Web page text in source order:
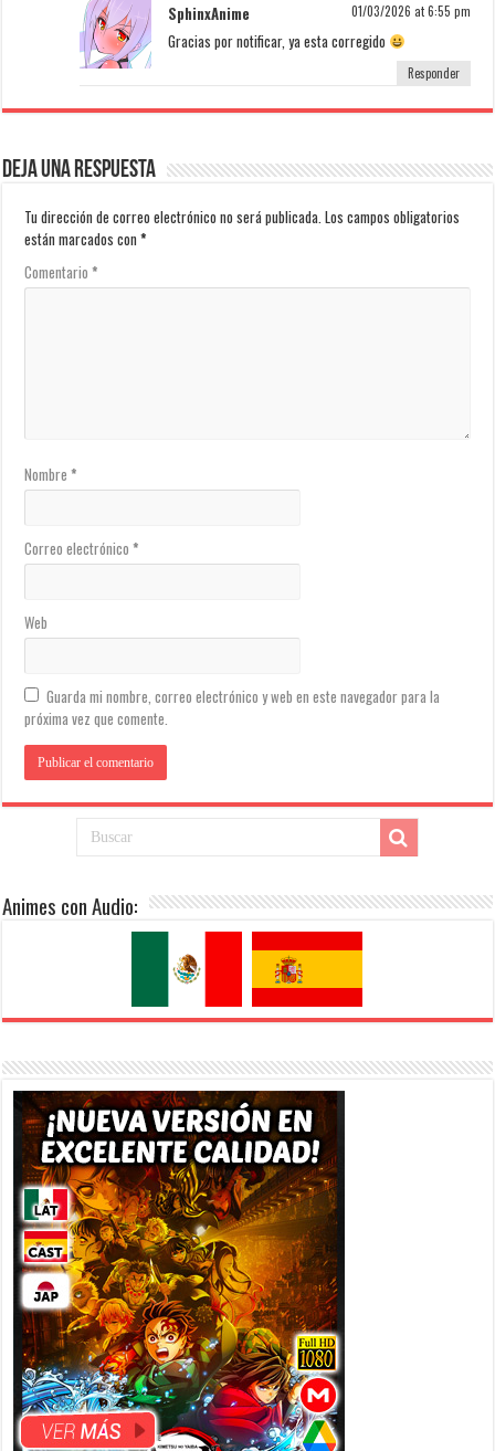
SphinxAnime 01/03/2026 at 6:55 pm
Gracias por notificar, ya esta corregido
Responder
Deja una respuesta
Tu dirección de correo electrónico no será publicada. Los campos obligatorios
están marcados con*
Comentario*
Nombre*
Correo electrónico*
Web
Guarda mi nombre, correo electrónico y web en este navegador para la
próxima vez que comente.
Animes con Audio: